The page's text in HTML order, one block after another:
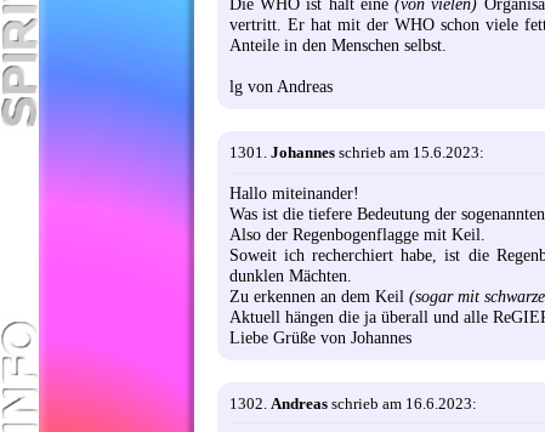
Die WHO ist halt eine(von vielen)
vertritt. Er hat mit der WHO schon viele
Anteile in den Menschen selbst.
lg von Andreas
1301. Johannes schrieb am 15.6.2023:
Hallo miteinander!
Was ist die tiefere Bedeutung der
Also der Regenbogenflagge mit Keil.
Soweit ich recherchiert habe, ist die
dunklen Mächten.
Zu erkennen an dem Keil (sogar mit
Aktuell hängen die ja überall und alle
Liebe Grüße von Johannes
1302. Andreas schrieb am 16.6.2023: